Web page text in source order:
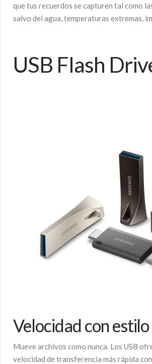
que tus recuerdos se capturen tal como
salvo del agua, temperaturas extremas,
USB Flash
Velocidad con estilo
Mueve archivos como nunca. Los USB
velocidad de transferencia más rápida